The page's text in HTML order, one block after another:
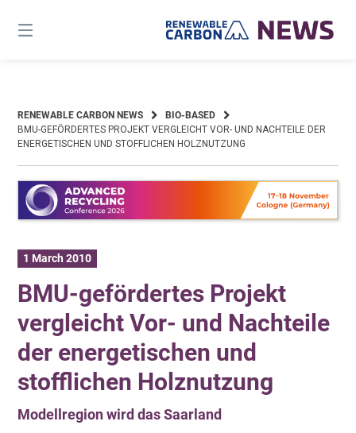
content
RENEWABLE CARBON NEWS
BIO-BASED
BMU-GEFÖRDERTES PROJEKT VERGLEICHT VOR- UND NACHTEILE DER
ENERGETISCHEN UND STOFFLICHEN HOLZNUTZUNG
1 March 2010
BMU-gefördertes Projekt
vergleicht Vor- und Nachteile
der energetischen und
stofflichen Holznutzung
Modellregion wird das Saarland